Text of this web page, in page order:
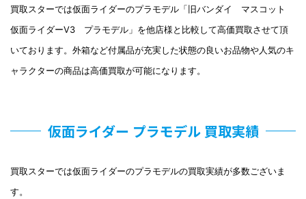
買取スターでは仮面ライダーのプラモデル「旧バンダイ マスコット
仮面ライダーV3 プラモデル」を他店様と比較して高価買取させて頂
いております。外箱など付属品が充実した状態の良いお品物や人気のキ
ャラクターの商品は高価買取が可能になります。
仮面ライダー プラモデル 買取実績
買取スターでは仮面ライダーのプラモデルの買取実績が多数ございま
す。